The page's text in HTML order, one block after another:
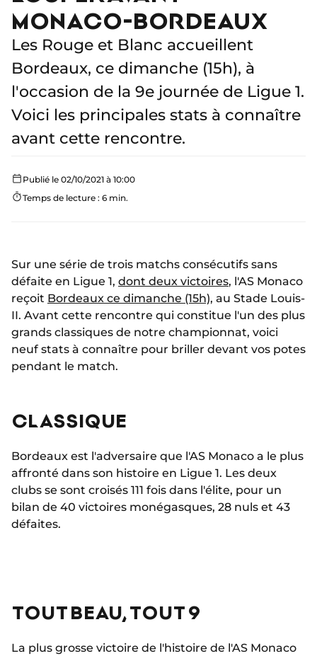
MONACO-BORDEAUX
Les Rouge et Blanc accueillent
Bordeaux, ce dimanche (15h), à
l'occasion de la 9e journée de Ligue 1.
Voici les principales stats à connaître
avant cette rencontre.
Publié le 02/10/2021 à 10:00
Temps de lecture : 6 min.
Sur une série de trois matchs consécutifs sans
défaite en Ligue 1, dont deux victoires, l'AS Monaco
reçoit Bordeaux ce dimanche (15h), au Stade Louis-
II. Avant cette rencontre qui constitue l'un des plus
grands classiques de notre championnat, voici
neuf stats à connaître pour briller devant vos potes
pendant le match.
CLASSIQUE
Bordeaux est l'adversaire que l'AS Monaco a le plus
affronté dans son histoire en Ligue 1. Les deux
clubs se sont croisés 111 fois dans l'élite, pour un
bilan de 40 victoires monégasques, 28 nuls et 43
défaites.
TOUT BEAU, TOUT 9
La plus grosse victoire de l'histoire de l'AS Monaco